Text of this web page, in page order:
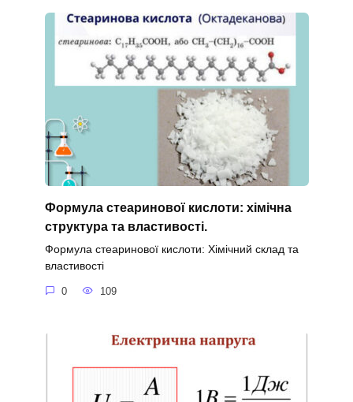
Формула стеаринової кислоти: хімічна
структура та властивості.
Формула стеаринової кислоти: Хімічний склад та
властивості
0 109